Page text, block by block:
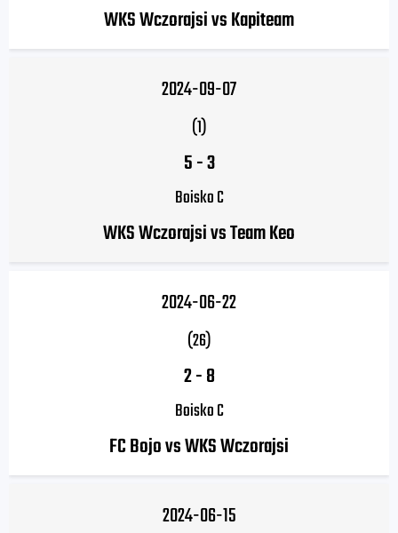
WKS Wczorajsi vs Kapiteam
2024-09-07
(1)
5-3
Boisko C
WKS Wczorajsi vs Team Keo
2024-06-22
(26)
2-8
Boisko C
FC Bojo vs WKS Wczorajsi
2024-06-15